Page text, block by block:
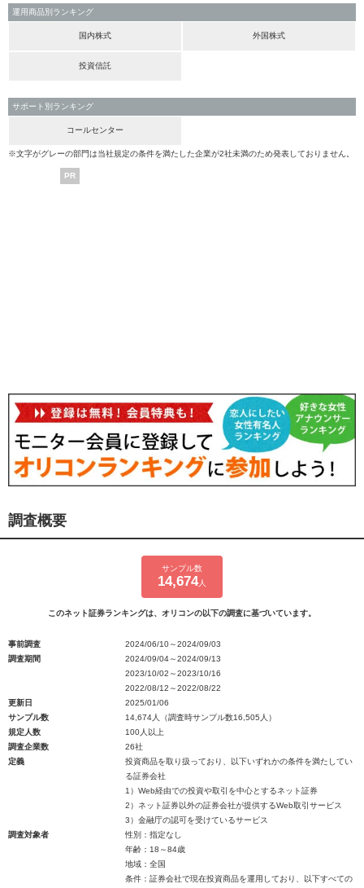
運用商品別ランキング
国内株式 外国株式
投資信託
サポート別ランキング
コールセンター
※文字がグレーの部門は当社規定の条件を満たした企業が2社未満のため発表しておりません。
PR
調査概要
サンプル数
14,674人
このネット証券ランキングは、オリコンの以下の調査に基づいています。
事前調査
2024/06/10～2024/09/03
調査期間
2024/09/04～2024/09/13
2023/10/02～2023/10/16
2022/08/12～2022/08/22
更新日
2025/01/06
サンプル数
14,674人（調査時サンプル数16,505人）
規定人数
100人以上
調査企業数
26社
定義
投資商品を取り扱っており、以下いずれかの条件を満たしてい
る証券会社
1）Web経由での投資や取引を中心とするネット証券
2）ネット証券以外の証券会社が提供するWeb取引サービス
3）金融庁の認可を受けているサービス
調査対象者
性別：指定なし
年齢：18～84歳
地域：全国
条件：証券会社で現在投資商品を運用しており、以下すべての